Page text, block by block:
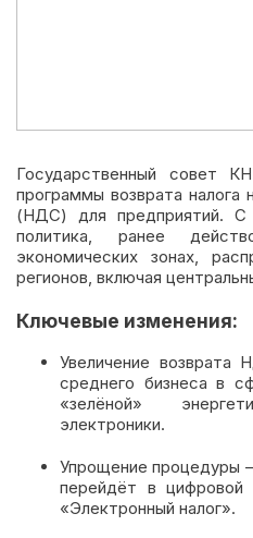
Государственный совет
программы возврата
(НДС) для предприятий. С
политика, ранее
экономических зонах,
регионов, включая
Ключевые изменения:
Увеличение
среднего бизнеса в
«зелёной»
электроники.
Упрощение процедуры
перейдёт в
«Электронный налог».